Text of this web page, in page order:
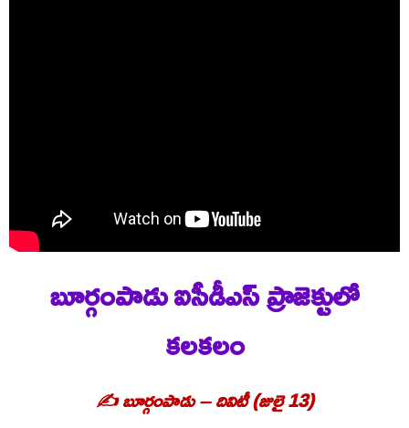
బూర్గంపాడు ఐసీడీఎస్ ప్రాజెక్టులో
కలకలం
✍️ బూర్గంపాడు – దివిటీ (జులై 13)